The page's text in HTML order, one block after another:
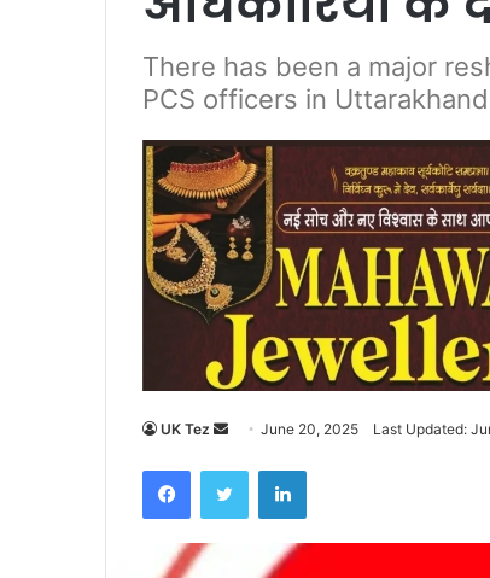
There has been a major
PCS officers in Uttarakhand
UK Tez
n
d
June 20, 2025 Last Updated: